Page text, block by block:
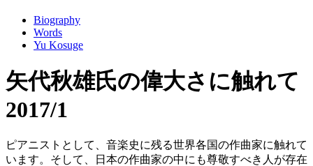
Biography
Words
Yu Kosuge
矢代秋雄氏の偉大さに触れて
2017/1
ピアニストとして、音楽史に残る世界各国の作曲家に触れて
います。そして、日本の作曲家の中にも尊敬すべき人が存在